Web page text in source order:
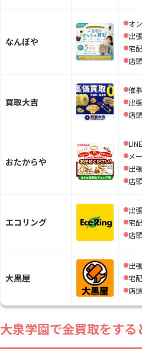
なんぼや
オ
出
宅
店
買取大吉
催
出
店
おたからや
メ
出
店
エコリング
出
宅
店
大黒屋
出
宅
店
大泉学園で金買取をする